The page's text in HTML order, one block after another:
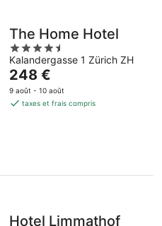
The Home Hotel
4.5
out
of
5
Kalandergasse 1 Zürich ZH
Le
prix
est
248 €
9 août - 10 août
taxes et frais compris
Hotel Limmathof